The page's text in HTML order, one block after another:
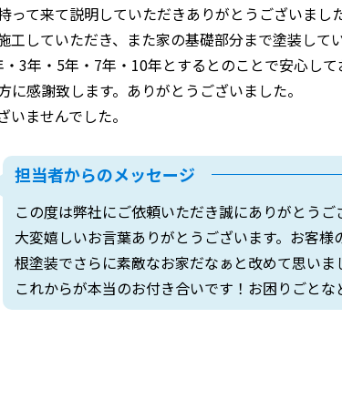
て来て説明していただきありがとうございました
工していただき、また家の基礎部分まで塗装し
3年・5年・7年・10年とするとのことで安心して
感謝致します。ありがとうございました。
ませんでした。
担当者からのメッセージ
この度は弊社にご依頼いただき誠にありがとうご
大変嬉しいお言葉ありがとうございます。お客
根塗装でさらに素敵なお家だなぁと改めて思いま
これからが本当のお付き合いです！お困りごとな